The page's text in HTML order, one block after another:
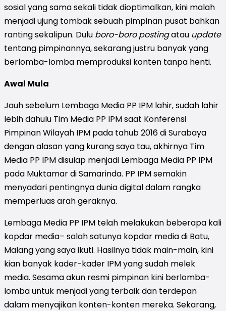
sosial yang sama sekali tidak dioptimalkan, kini malah
menjadi ujung tombak sebuah pimpinan pusat bahkan
ranting sekalipun. Dulu boro-boro postingatau update
tentang pimpinannya, sekarang justru banyak yang
berlomba-lomba memproduksi konten tanpa henti.
Awal Mula
Jauh sebelum Lembaga Media PP IPM lahir, sudah lahir
lebih dahulu Tim Media PP IPM saat Konferensi
Pimpinan Wilayah IPM pada tahub 2016 di Surabaya
dengan alasan yang kurang saya tau, akhirnya Tim
Media PP IPM disulap menjadi Lembaga Media PP IPM
pada Muktamar di Samarinda. PP IPM semakin
menyadari pentingnya dunia digital dalam rangka
memperluas arah geraknya.
Lembaga Media PP IPM telah melakukan beberapa kali
kopdar media– salah satunya kopdar media di Batu,
Malang yang saya ikuti. Hasilnya tidak main-main, kini
kian banyak kader-kader IPM yang sudah melek
media. Sesama akun resmi pimpinan kini berlomba-
lomba untuk menjadi yang terbaik dan terdepan
dalam menyajikan konten-konten mereka. Sekarang,